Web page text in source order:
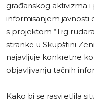
građanskog aktivizma
informisanjem javnosti
s projektom “Trg
stranke u Skupštini
najavljuje konkretne
objavljivanju tačnih
Kako bi se rasvijetlila